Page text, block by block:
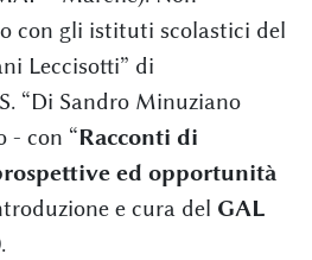
con gli istituti scolastici del
Leccisotti” di
“Di Sandro Minuziano
- con “Racconti di
ed opportunità
e cura del GAL
.